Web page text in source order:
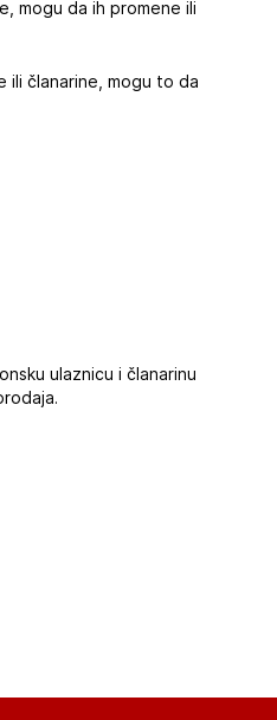
mogu da ih promene ili
ili članarine, mogu to da
ulaznicu i članarinu